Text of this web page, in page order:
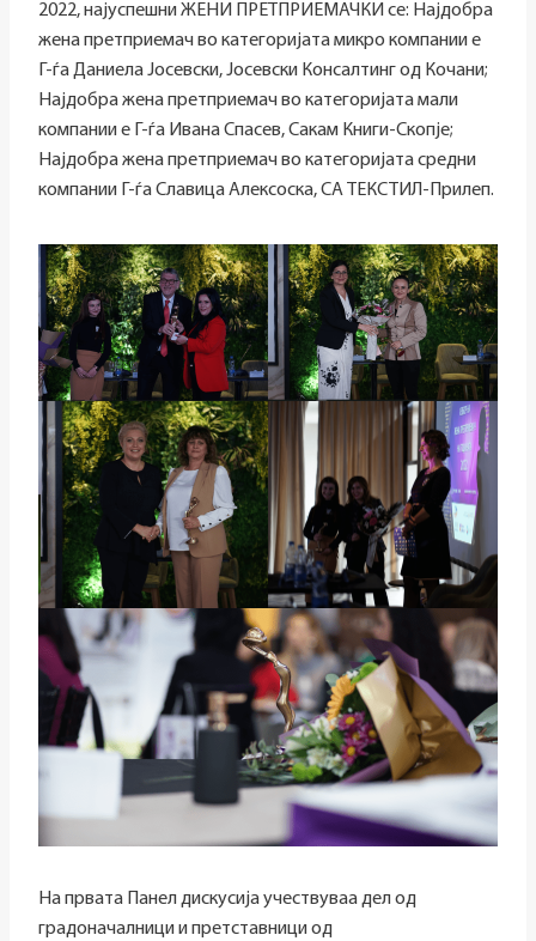
2022, најуспешни ЖЕНИ ПРЕТПРИЕМАЧКИ се: Најдобра
жена претприемач во категоријата микро компании е
Г-ѓа Даниела Јосевски, Јосевски Консалтинг од Кочани;
Најдобра жена претприемач во категоријата мали
компании е Г-ѓа Ивана Спасев, Сакам Книги-Скопје;
Најдобра жена претприемач во категоријата средни
компании Г-ѓа Славица Алексоска, СА ТЕКСТИЛ-Прилеп.
На првата Панел дискусија учествуваа дел од
градоначалници и претставници од